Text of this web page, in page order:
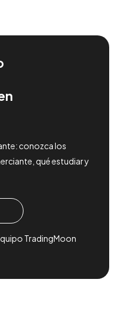
conozca los
qué estudiar y
TradingMoon